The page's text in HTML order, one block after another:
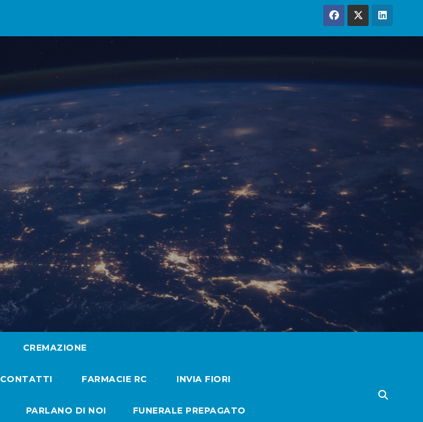
CREMAZIONE
CONTATTI FARMACIE RC INVIA FIORI
PARLANO DI NOI FUNERALE PREPAGATO